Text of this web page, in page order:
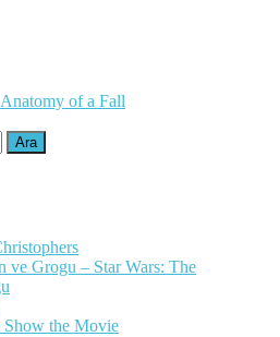
of a Fall
ve Grogu – Star Wars: The
Show the Movie